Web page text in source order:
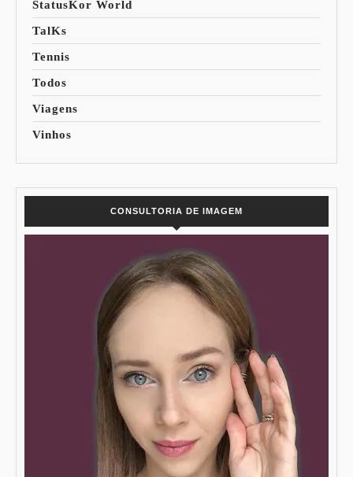
StatusKor World
TalKs
Tennis
Todos
Viagens
Vinhos
CONSULTORIA DE IMAGEM